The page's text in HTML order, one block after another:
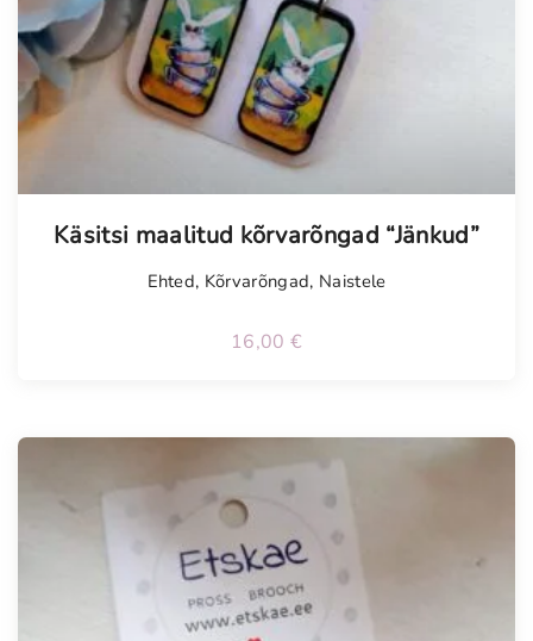
Käsitsi maalitud kõrvarõngad “Jänkud”
Ehted, Kõrvarõngad, Naistele
16,00 €